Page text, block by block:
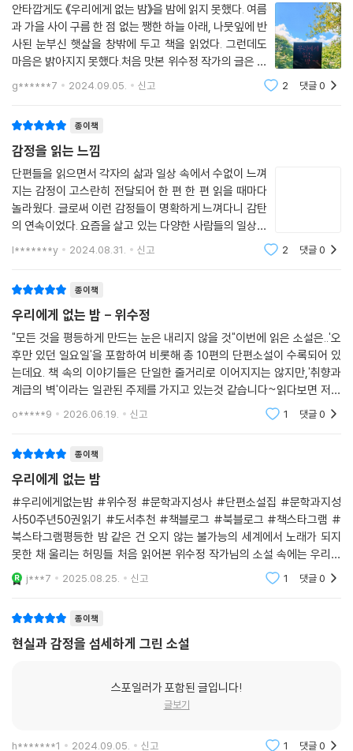
하지만 그 남자와 함께하는 삶은 아니다. 그는 자신의 아내와 아이를 사랑
하고, 가족을 지키고자 하는 유부남이기 때문이다. 이러한 상황에도 그를
향한 욕망을 버리지 못하고, 그로 인해 더욱 고통스러운 스스로를 방치하
는 희진의 곁에는 이 모든 것을 알고도 한결같이 다정하고 따뜻한 부모님
현실을 유지하길 바라는 사람 역시 아무도 없기에, 희진은 결국 자신이 원
래의 자리로 돌아갈 것임을 안다.
「오후만 있던 일요일」
원희는 불협화음에 매력을 느끼지 못했다. 기승전결이 있는 고전적인 곡들
을 선호했다. 그런데 고주완의 공연 이후로 달라졌다. 원희는 이렇게 단번
에 취향이 다른 쪽으로 열리는 경험을 해본 기억이 없었다. (p. 59)
여유롭고 안정적인 삶을 살고 있는 육십대의 원희는 친구 수임의 권유로
젊은 피아니스트 고주완의 연주회에 갔다가 그에게 빠진다. 오랜 시간 잊
고 지낸 감각이 살아나면서 원희는 처음 경험하는 온라인 팬 카페 활동에
활력을 느끼기도 하고, 지금껏 매력을 느끼지 못했던 불협화음으로 이루어
진 곡들에 관심을 갖기 시작한다. 이러한 즐거움도 잠시, 고주완의 공연 후
젊은 여성에게 경멸 어린 말을 듣게 된 원희는 셋째를 임신 중인 딸과 치매
를 앓고 있는 시모를 둔 자신의 현실을 자각한다. 매혹적인 불협화음에서
빠져나오고 싶지 않은 욕망과 현실 사이의 슬픈 간극은 원희에게 고통스러
「제인의 허밍」
한나는 잠시 후면 제인이 된다. 거울을 보며 입꼬리를 올려보았다. 입만 보
면 사람들은 한나가 미소 짓는 줄 알 것이다. 얼굴을 상상하겠지. 자신의 취
향에 맞는 눈동자와 콧대와 이마와…… (p. 90)
한나는 무선 이어폰으로 음악을 들으며 공부를 하는 방송인 ‘제인의 허
밍’을 운영하는, 20만 구독자를 가진 인플루언서 유튜버이다. 간혹 허밍으
로 노래를 따라 부르며 고급한 취향을 자연스럽게 노출하는 한나의 방송은
그녀에게 그전과는 다른 부를 가져다주었지만, 처음부터 살아온 세계가 달
느낀다. 자신의 것이라고 생각했던 고급한 취향이 단지 흉내일 뿐이라는
것을 확인한 규희와의 만남 이후, 한나는 방송에서 더욱 과감한 모습을 보
그것은 불가능한 일처럼 보인다.
안타깝게도 《우리에게 없는 밤》을 밤에 읽지 못했다. 여름
과 가을 사이 구름 한 점 없는 쨍한 하늘 아래, 나뭇잎에 반
사된 눈부신 햇살을 창밖에 두고 책을 읽었다. 그런데도
마음은 밝아지지 못했다.처음 맛본 위수정 작가의 글은 말
미에 수록된 김형중 문학평론가가 말한 것처럼 "차갑고
견고하면서도 불안정한 세계"를 펼친다. 차분하고 절제되
g******7 2024.09.05. 신고 2 댓글0
종이책
감정을 읽는 느낌
단편들을 읽으면서 각자의 삶과 일상 속에서 수없이 느껴
지는 감정이 고스란히 전달되어 한 편 한 편 읽을 때마다
놀라웠다. 글로써 이런 감정들이 명확하게 느껴다니 감탄
의 연속이었다. 요즘을 살고 있는 다양한 사람들의 일상을
만나 볼 수 있는 이야기들이었다. 그 일상, 삶 속에서 느껴
지는 고민, 괴로움, 갈등 여러 감정이 읽고 있는 동안 나에
l*******y 2024.08.31. 신고 2 댓글0
종이책
우리에게 없는 밤 - 위수정
"모든 것을 평등하게 만드는 눈은 내리지 않을 것"이번에 읽은 소설은..'오
후만 있던 일요일'을 포함하여 비롯해 총 10편의 단편소설이 수록되어 있
는데요. 책 속의 이야기들은 단일한 줄거리로 이어지지는 않지만,'취향과
계급의 벽'이라는 일관된 주제를 가지고 있는것 같습니다~읽다보면 저처
럼 그렇게 느끼실 것같네요. 견고해 보이는 일상의 외관 뒤에 숨겨진 인간
o*****9 2026.06.19. 신고 1 댓글0
종이책
우리에게 없는 밤
#우리에게없는밤 #위수정 #문학과지성사 #단편소설집 #문학과지성
사50주년50권읽기 #도서추천 #책블로그 #북블로그 #책스타그램 #
북스타그램평등한 밤 같은 건 오지 않는 불가능의 세계에서 노래가 되지
못한 채 울리는 허밍들 처음 읽어본 위수정 작가님의 소설 속에는 우리의
일상이 담겨있는 듯하다. 평범한 일상을 살아가지만 그 속에는 나도 모르
게 느끼는 질투, 욕망들이 있다. 그
j***7 2025.08.25. 신고 1 댓글0
종이책
현실과 감정을 섬세하게 그린 소설
스포일러가 포함된 글입니다!
글보기
h*******1 2024.09.05. 신고 1 댓글0